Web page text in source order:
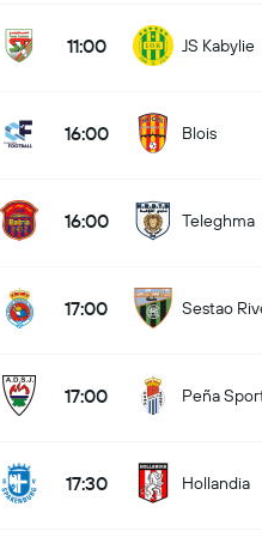
11:00 JS Kabylie
16:00 Blois
16:00 Teleghma
17:00 Sestao
17:00 Peña
17:30 Hollandia